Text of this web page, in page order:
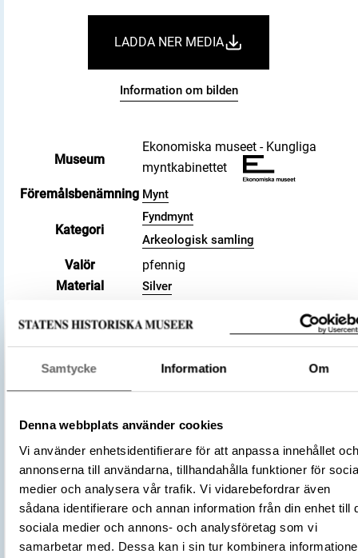
Samtycke Information Om
Denna webbplats använder cookies
Vi använder enhetsidentifierare för att anpassa innehållet och
annonserna till användarna, tillhandahålla funktioner för
medier och analysera vår trafik. Vi vidarebefordrar även
sådana identifierare och annan information från din enhet till
sociala medier och annons- och analysföretag som vi
samarbetar med. Dessa kan i sin tur kombinera
Museum
Ekonomiska museet - Kungliga
myntkabinettet
Föremålsbenämning Mynt
Kategori
Fyndmynt
Arkeologisk samling
Valör
pfennig
Material
Silver
Antal
1
Datering
1064 – 1102
Tidsperiod
Vikingatid
Tysk-romerska riket
Föremålsnummer
3037853
Andra nummer
Fyndnummer: 88
Die deutschen Münzen der
Dbg 179 (Dannenberg, Hermann)
LADDA NER MEDIA
Information om bilden